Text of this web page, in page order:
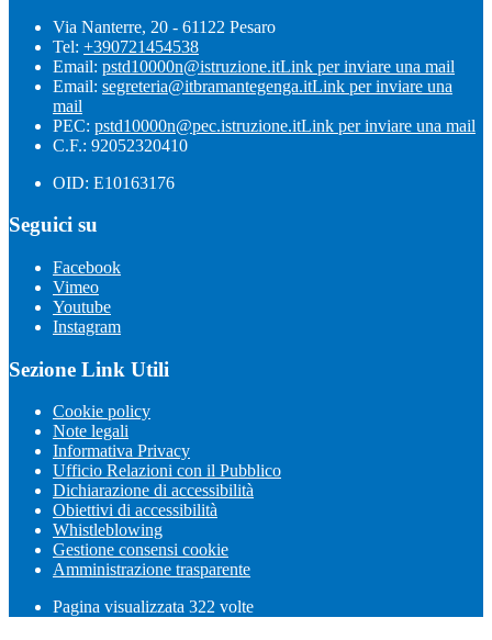
Via Nanterre, 20 - 61122 Pesaro
Tel: +390721454538
Email: pstd10000n@istruzione.itLink per inviare una mail
Email: segreteria@itbramantegenga.itLink per inviare una
mail
PEC: pstd10000n@pec.istruzione.itLink per inviare una mail
C.F.: 92052320410
OID: E10163176
Seguici su
Facebook
Vimeo
Youtube
Instagram
Sezione Link Utili
Cookie policy
Note legali
Informativa Privacy
Ufficio Relazioni con il Pubblico
Dichiarazione di accessibilità
Obiettivi di accessibilità
Whistleblowing
Gestione consensi cookie
Amministrazione trasparente
Pagina visualizzata 322 volte